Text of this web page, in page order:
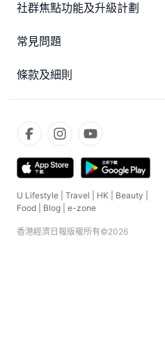
社群焦點功能及升級計劃
常見問題
條款及細則
U Lifestyle Travel HK Beauty
Food
Blog e-zone
香港經濟日報版權所有©2026